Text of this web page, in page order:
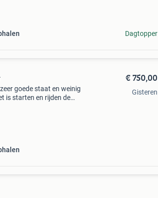
Dagtopper
goede staat en weinig
is starten en rijden de
€ 750,00
Gisteren